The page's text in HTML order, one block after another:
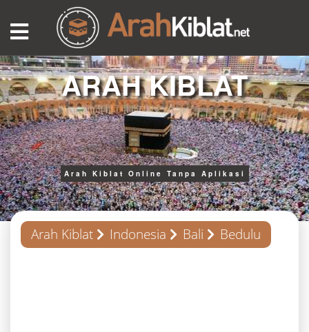
ARAH KIBLAT
Arah Kiblat Online Tanpa Aplikasi
Arah Kiblat Indonesia Bali Bedulu